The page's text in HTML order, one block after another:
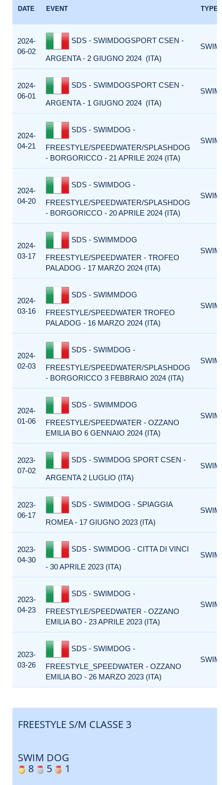
DATE EVENT TYPE
2024-
06-02
SDS - SWIMDOGSPORT CSEN -
ARGENTA - 2 GIUGNO 2024 (ITA)
2024-
06-01
SDS - SWIMDOGSPORT CSEN -
ARGENTA - 1 GIUGNO 2024 (ITA)
2024-
04-21
SDS - SWIMDOG -
FREESTYLE/SPEEDWATER/SPLASHDOG
- BORGORICCO - 21 APRILE 2024 (ITA)
2024-
04-20
SDS - SWIMDOG -
FREESTYLE/SPEEDWATER/SPLASHDOG
- BORGORICCO - 20 APRILE 2024 (ITA)
2024-
03-17
SDS - SWIMMDOG
FREESTYLE/SPEEDWATER - TROFEO
PALADOG - 17 MARZO 2024 (ITA)
2024-
03-16
SDS - SWIMMDOG
FREESTYLE/SPEEDWATER TROFEO
PALADOG - 16 MARZO 2024 (ITA)
2024-
02-03
SDS - SWIMDOG -
FREESTYLE/SPEEDWATER/SPLASHDOG
- BORGORICCO 3 FEBBRAIO 2024 (ITA)
2024-
01-06
SDS - SWIMMDOG
FREESTYLE/SPEEDWATER - OZZANO
EMILIA BO 6 GENNAIO 2024 (ITA)
2023-
07-02
SDS - SWIMDOG SPORT CSEN -
ARGENTA 2 LUGLIO (ITA)
2023-
06-17
SDS - SWIMDOG - SPIAGGIA
ROMEA - 17 GIUGNO 2023 (ITA)
2023-
04-30
SDS - SWIMDOG - CITTA DI VINCI
- 30 APRILE 2023 (ITA)
2023-
04-23
SDS - SWIMDOG -
FREESTYLE/SPEEDWATER - OZZANO
EMILIA BO - 23 APRILE 2023 (ITA)
2023-
03-26
SDS - SWIMDOG -
FREESTYLE_SPEEDWATER - OZZANO
EMILIA BO - 26 MARZO 2023 (ITA)
FREESTYLE S/M CLASSE 3
SWIM DOG
8
5 1